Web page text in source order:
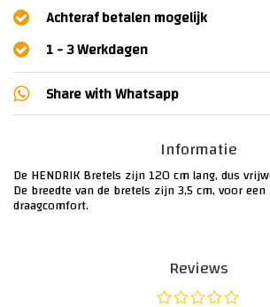
Achteraf betalen mogelijk
1 - 3 Werkdagen
Share withWhatsapp
Informatie
De HENDRIK Bretels zijn 120 cm lang, dus
De breedte van de bretels zijn 3,5 cm, voor
draagcomfort.
Reviews